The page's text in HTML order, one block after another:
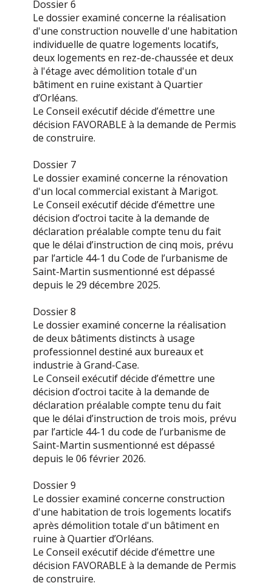
Dossier 6
Le dossier examiné concerne la réalisation
d'une construction nouvelle d'une habitation
individuelle de quatre logements locatifs,
deux logements en rez-de-chaussée et deux
à l'étage avec démolition totale d'un
bâtiment en ruine existant à Quartier
d’Orléans.
Le Conseil exécutif décide d’émettre une
décision FAVORABLE à la demande de Permis
de construire.
Dossier 7
Le dossier examiné concerne la rénovation
d'un local commercial existant à Marigot.
Le Conseil exécutif décide d’émettre une
décision d’octroi tacite à la demande de
déclaration préalable compte tenu du fait
que le délai d’instruction de cinq mois, prévu
par l’article 44-1 du Code de l’urbanisme de
Saint-Martin susmentionné est dépassé
depuis le 29 décembre 2025.
Dossier 8
Le dossier examiné concerne la réalisation
de deux bâtiments distincts à usage
professionnel destiné aux bureaux et
industrie à Grand-Case.
Le Conseil exécutif décide d’émettre une
décision d’octroi tacite à la demande de
déclaration préalable compte tenu du fait
que le délai d’instruction de trois mois, prévu
par l’article 44-1 du code de l’urbanisme de
Saint-Martin susmentionné est dépassé
depuis le 06 février 2026.
Dossier 9
Le dossier examiné concerne construction
d'une habitation de trois logements locatifs
après démolition totale d'un bâtiment en
ruine à Quartier d’Orléans.
Le Conseil exécutif décide d’émettre une
décision FAVORABLE à la demande de Permis
de construire.